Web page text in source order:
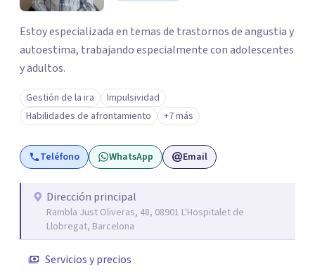
Estoy especializada en temas de trastornos de angustia y
autoestima, trabajando especialmente con adolescentes
y adultos.
Gestión de la ira
Impulsividad
Habilidades de afrontamiento
+7 más
Teléfono WhatsApp Email
Dirección principal
Rambla Just Oliveras, 48, 08901 L'Hospitalet de
Llobregat, Barcelona
Servicios y precios